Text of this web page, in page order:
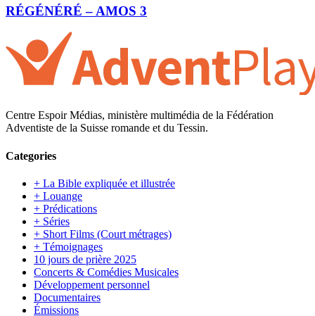
RÉGÉNÉRÉ – AMOS 3
Centre Espoir Médias, ministère multimédia de la Fédération
Adventiste de la Suisse romande et du Tessin.
Categories
+ La Bible expliquée et illustrée
+ Louange
+ Prédications
+ Séries
+ Short Films (Court métrages)
+ Témoignages
10 jours de prière 2025
Concerts & Comédies Musicales
Développement personnel
Documentaires
Émissions